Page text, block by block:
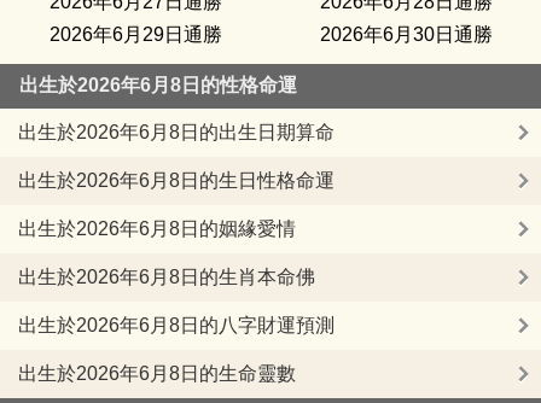
2026年6月29日通勝
2026年6月30日通勝
出生於2026年6月8日的性格命運
出生於2026年6月8日的出生日期算命
出生於2026年6月8日的生日性格命運
出生於2026年6月8日的姻緣愛情
出生於2026年6月8日的生肖本命佛
出生於2026年6月8日的八字財運預測
出生於2026年6月8日的生命靈數